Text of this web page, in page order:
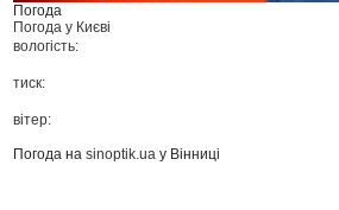
Погода
Погода у Києві
вологість:
тиск:
вітер:
Погода наsinoptik.ua у Вінниці